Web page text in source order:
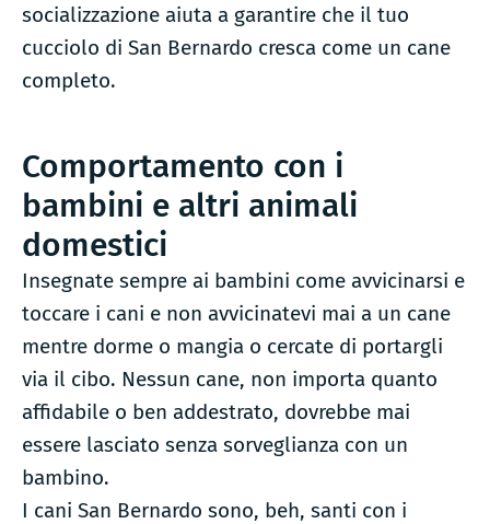
socializzazione aiuta a garantire che il tuo
cucciolo di San Bernardo cresca come un cane
completo.
Comportamento con i
bambini e altri animali
domestici
Insegnate sempre ai bambini come avvicinarsi e
toccare i cani e non avvicinatevi mai a un cane
mentre dorme o mangia o cercate di portargli
via il cibo. Nessun cane, non importa quanto
affidabile o ben addestrato, dovrebbe mai
essere lasciato senza sorveglianza con un
bambino.
I cani San Bernardo sono, beh, santi con i